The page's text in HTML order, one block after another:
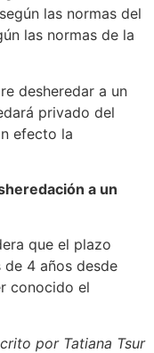
las normas del
las normas de la
desheredar a un
privado del
efecto la
a un
que el plazo
de 4 años desde
conocido el
por Tatiana Tsur